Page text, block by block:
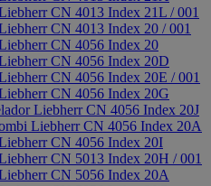
CN 4013 Index 21L / 001
CN 4013 Index 20 / 001
CN 4056 Index 20
CN 4056 Index 20D
CN 4056 Index 20E / 001
CN 4056 Index 20G
Liebherr CN 4056 Index 20J
Liebherr CN 4056 Index 20A
CN 4056 Index 20I
CN 5013 Index 20H / 001
CN 5056 Index 20A